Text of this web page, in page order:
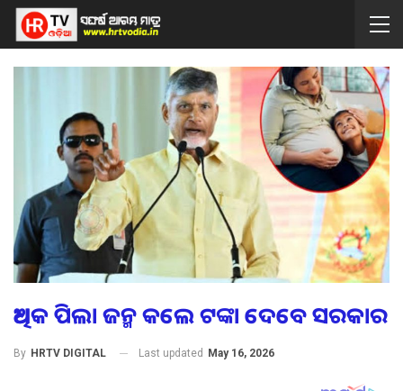
ଅଧିକ ପିଲା ଜନ୍ମ କଲେ ଟଙ୍କା ଦେବେ ସରକାର
By HRTV DIGITAL Last updated May 16, 2026